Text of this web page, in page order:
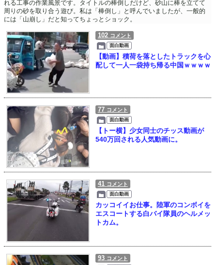
れる工事の作業風景です。タイトルの棒倒しだけど、砂山に棒を立てて
周りの砂を取り合う遊び。私は「棒倒し」と呼んでいましたが、一般的
には「山崩し」だと知ってちょっとショック。
102 コメント
面白動画
【動画】積荷を落としたトラックを心
配して一人一袋持ち帰る中国ｗｗｗｗ
77 コメント
面白動画
【トー横】少女同士のチッス動画が
540万回される人気動画に。
41 コメント
面白動画
カッコイイお仕事。陸軍のコンボイを
エスコートする白バイ隊員のヘルメッ
トカム。
93 コメント